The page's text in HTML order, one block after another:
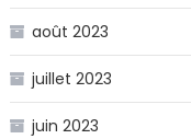
août 2023
juillet 2023
juin 2023